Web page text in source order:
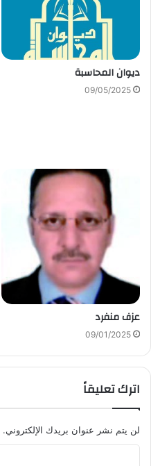
ديوان المحاسبة
09/05/2025
عزف منفرد
09/01/2025
اترك تعليقاً
لن يتم نشر عنوان بريدك الإلكتروني.